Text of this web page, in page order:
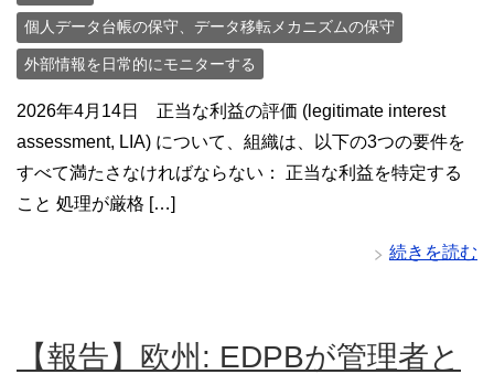
個人データ台帳の保守、データ移転メカニズムの保守
外部情報を日常的にモニターする
2026年4月14日 正当な利益の評価 (legitimate interest
assessment, LIA) について、組織は、以下の3つの要件を
すべて満たさなければならない： 正当な利益を特定する
こと 処理が厳格 […]
続きを読む
【報告】欧州: EDPBが管理者と